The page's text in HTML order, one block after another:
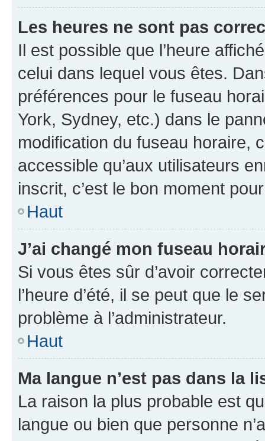
Les heures ne sont pas
Il est possible que l’heure
celui dans lequel vous êtes.
préférences pour le fuseau
York, Sydney, etc.) dans le
modification du fuseau horaire,
accessible qu’aux utilisateurs
inscrit, c’est le bon moment
Haut
J’ai changé mon fuseau
Si vous êtes sûr d’avoir
l’heure d’été, il se peut que le
problème à l’administrateur.
Haut
Ma langue n’est pas dans la
La raison la plus probable est
langue ou bien que personne